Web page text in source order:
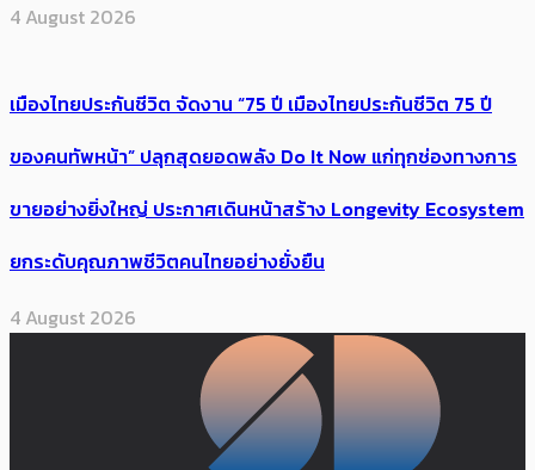
4 August 2026
เมืองไทยประกันชีวิต จัดงาน “75 ปี เมืองไทยประกันชีวิต 75 ปี
ของคนทัพหน้า” ปลุกสุดยอดพลัง Do It Now แก่ทุกช่องทางการ
ขายอย่างยิ่งใหญ่ ประกาศเดินหน้าสร้าง Longevity Ecosystem
ยกระดับคุณภาพชีวิตคนไทยอย่างยั่งยืน
4 August 2026